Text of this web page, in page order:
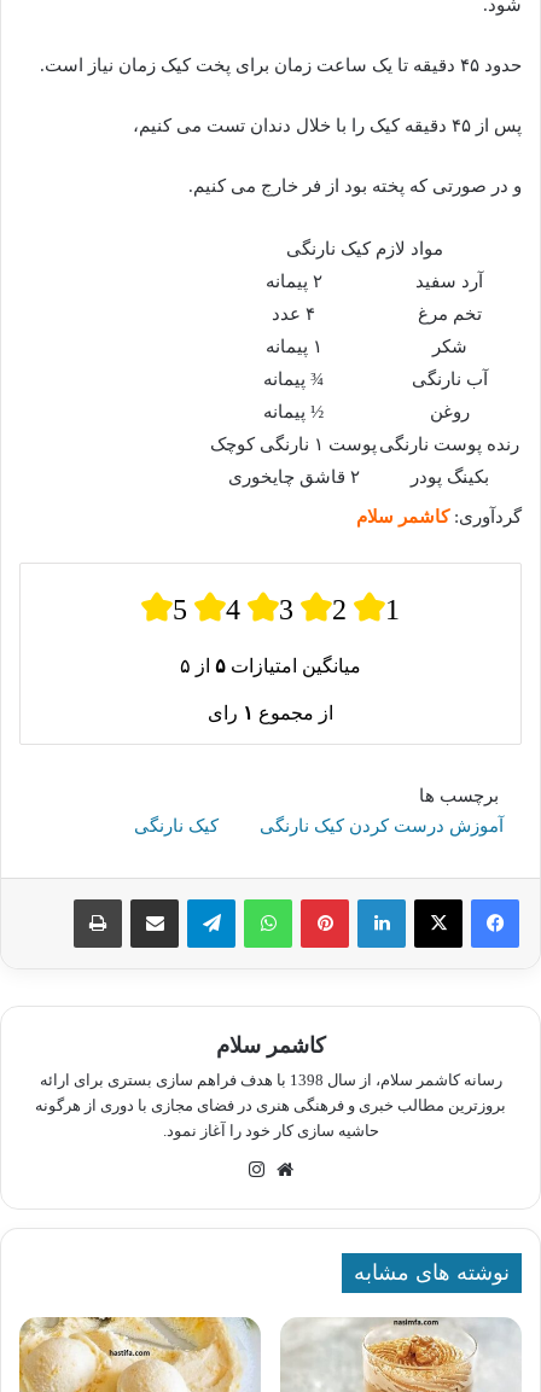
شود.
حدود ۴۵ دقیقه تا یک ساعت زمان برای پخت کیک زمان نیاز است.
پس از ۴۵ دقیقه کیک را با خلال دندان تست می کنیم،
و در صورتی که پخته بود از فر خارج می کنیم.
مواد لازم کیک نارنگی
آرد سفید
۲ پیمانه
تخم مرغ
۴ عدد
شکر
۱ پیمانه
آب نارنگی
¾ پیمانه
روغن
½ پیمانه
رنده پوست نارنگی پوست ۱ نارنگی کوچک
بکینگ پودر
۲ قاشق چایخوری
گردآوری:کاشمر سلام
5 4 3 2 1
میانگین امتیازات ۵ از ۵
از مجموع ۱ رای
برچسب ها
آموزش درست کردن کیک نارنگی
کیک نارنگی
لینکدین پینترستواتس آپ تلگرام اشتراک گذاری از طریق ایمیل چاپ
کاشمر سلام
رسانه کاشمر سلام، از سال 1398 با هدف فراهم سازی بستری برای ارائه
بروزترین مطالب خبری و فرهنگی هنری در فضای مجازی با دوری از هرگونه
حاشیه سازی کار خود را آغاز نمود.
وبسایت
نوشته های مشابه